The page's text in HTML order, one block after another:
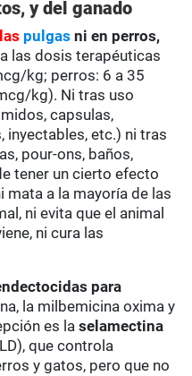
y del ganado
pulgasni en perros,
a las dosis terapéuticas
kg; perros: 6 a 35
kg). Ni tras uso
capsulas,
inyectables, etc.) ni tras
pour-ons, baños,
tener un cierto efecto
mata a la mayoría de las
ni evita que el animal
ni cura las
para
la milbemicina oxima y
es laselamectina
que controla
y gatos, pero que no